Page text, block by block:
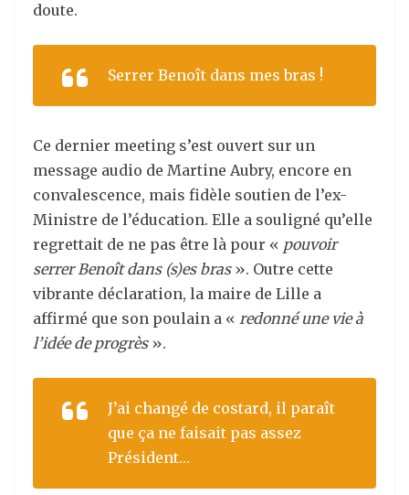
doute.
Serrer Benoît dans mes bras !
Ce dernier meeting s’est ouvert sur un
message audio de Martine Aubry, encore en
convalescence, mais fidèle soutien de l’ex-
Ministre de l’éducation. Elle a souligné qu’elle
regrettait de ne pas être là pour « pouvoir
serrer Benoît dans (s)es bras». Outre cette
vibrante déclaration, la maire de Lille a
affirmé que son poulain a « redonné une vie à
l’idée de progrès».
J’ai changé de costard, il paraît
que ça ne faisait pas assez
Président…